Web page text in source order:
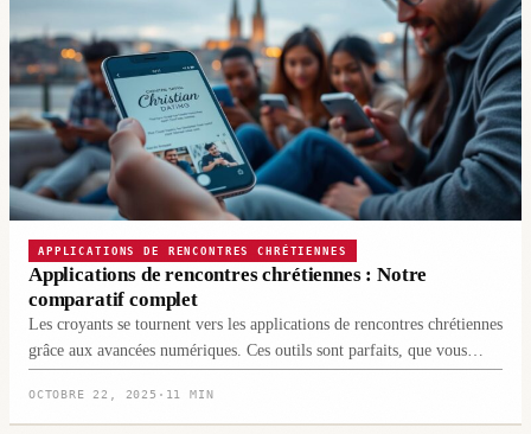
APPLICATIONS DE RENCONTRES CHRÉTIENNES
Applications de rencontres chrétiennes : Notre
comparatif complet
Les croyants se tournent vers les applications de rencontres chrétiennes
grâce aux avancées numériques. Ces outils sont parfaits, que vous…
OCTOBRE 22, 2025 · 11 MIN